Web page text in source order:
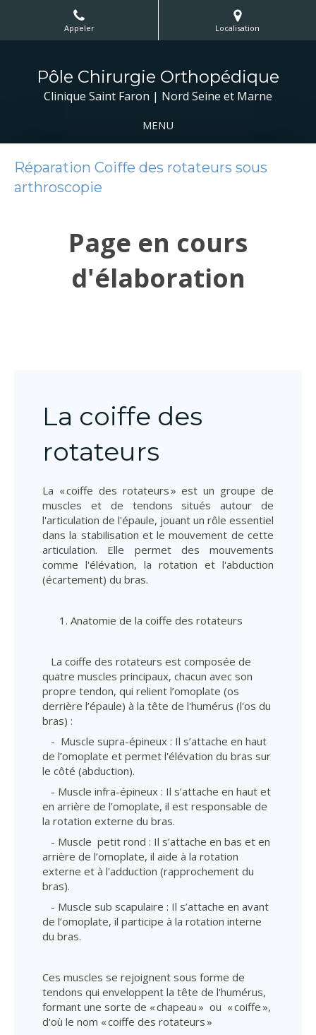
Appeler Localisation
Pôle Chirurgie Orthopédique
Clinique Saint Faron | Nord Seine et Marne
MENU
Réparation Coiffe des rotateurs sous
arthroscopie
Page en cours
d'élaboration
La coiffe des
rotateurs
La « coiffe des rotateurs » est un groupe de
muscles et de tendons situés autour de
l'articulation de l'épaule, jouant un rôle essentiel
dans la stabilisation et le mouvement de cette
articulation. Elle permet des mouvements
comme l'élévation, la rotation et l'abduction
(écartement) du bras.
Anatomie de la coiffe des rotateurs
La coiffe des rotateurs est composée de
quatre muscles principaux, chacun avec son
propre tendon, qui relient l’omoplate (os
derrière l’épaule) à la tête de l'humérus (l'os du
bras) :
- Muscle supra-épineux : Il s’attache en haut
de l’omoplate et permet l'élévation du bras sur
le côté (abduction).
- Muscle infra-épineux : Il s’attache en haut et
en arrière de l’omoplate, il est responsable de
la rotation externe du bras.
- Muscle petit rond : Il s’attache en bas et en
arrière de l’omoplate, il aide à la rotation
externe et à l'adduction (rapprochement du
bras).
- Muscle sub scapulaire : Il s’attache en avant
de l’omoplate, il participe à la rotation interne
du bras.
Ces muscles se rejoignent sous forme de
tendons qui enveloppent la tête de l'humérus,
formant une sorte de « chapeau » ou « coiffe »,
d'où le nom « coiffe des rotateurs »